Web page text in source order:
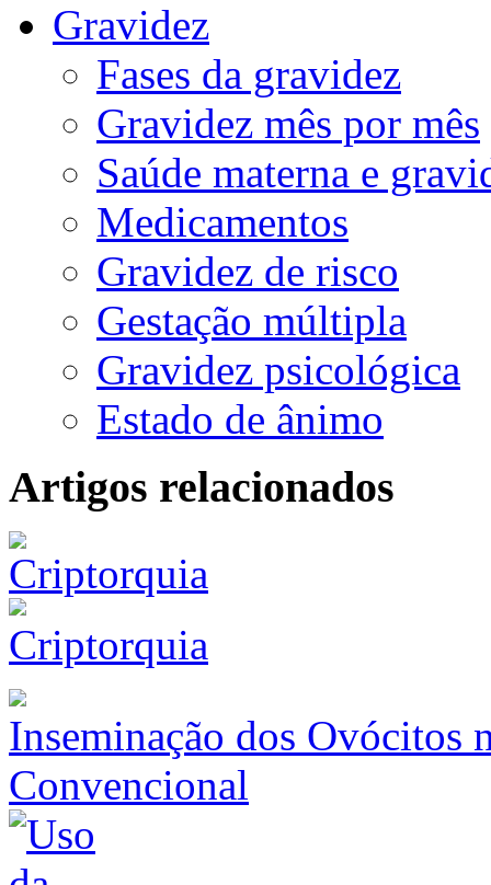
Gravidez
Fases da gravidez
Gravidez mês por mês
Saúde materna e
Medicamentos
Gravidez de risco
Gestação múltipla
Gravidez psicológica
Estado de ânimo
Artigos relacionados
Criptorquia
Inseminação dos Ovócitos
Convencional